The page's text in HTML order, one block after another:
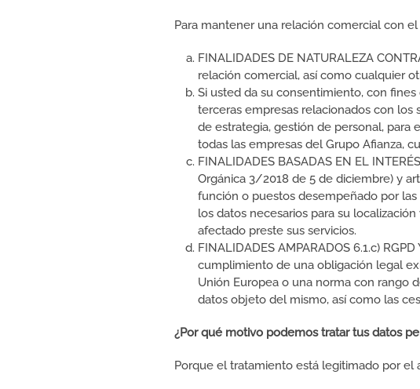
Para mantener una relación comercial con
FINALIDADES DE NATURALEZA
relación comercial, así como cualquier
Si usted da su consentimiento, con
terceras empresas relacionados con los
de estrategia, gestión de personal,
todas las empresas del Grupo Afianza,
FINALIDADES BASADAS EN EL
Orgánica 3/2018 de 5 de diciembre) y
función o puestos desempeñado por
los datos necesarios para su
afectado preste sus servicios.
FINALIDADES AMPARADOS 6.1.c)
cumplimiento de una obligación legal
Unión Europea o una norma con rango
datos objeto del mismo, así como las
¿Por qué motivo podemos tratar tus datos
Porque el tratamiento está legitimado por el